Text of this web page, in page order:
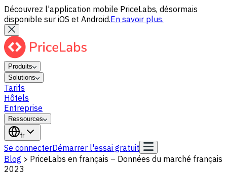
Découvrez l'application mobile PriceLabs, désormais
disponible sur iOS et Android.En savoir plus.
Produits
Solutions
Tarifs
Hôtels
Entreprise
Ressources
fr
Se connecterDémarrer l'essai gratuit
Blog > PriceLabs en français – Données du marché français
2023